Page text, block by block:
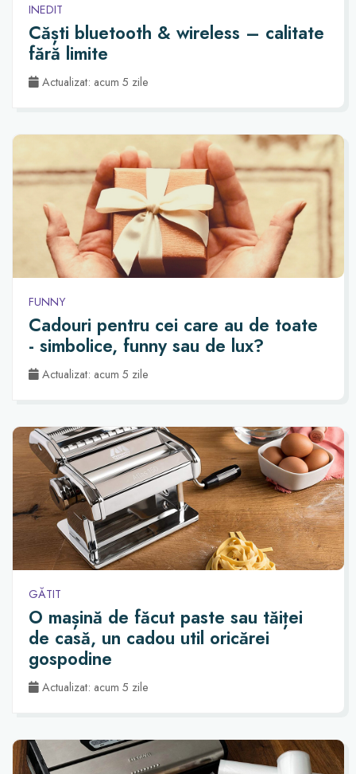
INEDIT
Căști bluetooth & wireless – calitate
fără limite
Actualizat: acum 5 zile
FUNNY
Cadouri pentru cei care au de toate
- simbolice, funny sau de lux?
Actualizat: acum 5 zile
GĂTIT
O mașină de făcut paste sau tăiței
de casă, un cadou util oricărei
gospodine
Actualizat: acum 5 zile